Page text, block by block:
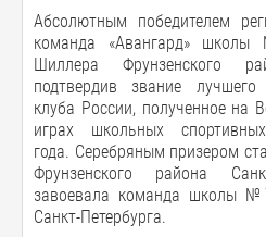
Абсолютным победителем
команда «Авангард»
Шиллера Фрунзенского
подтвердив звание лучшего
клуба России, полученное на
играх школьных
года. Серебряным призером
Фрунзенского района
завоевала команда школы
Санкт-Петербурга.